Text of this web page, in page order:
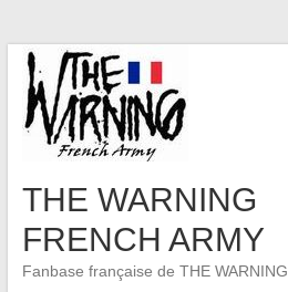
Skip
content
THE WARNING
FRENCH ARMY
Fanbase française de THE WARNING